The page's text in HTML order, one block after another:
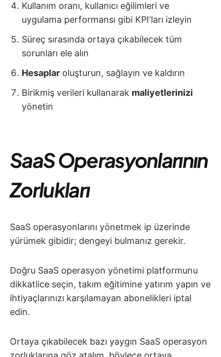
Kullanım oranı, kullanıcı eğilimleri ve
uygulama performansı gibi KPI'ları izleyin
Süreç sırasında ortaya çıkabilecek tüm
sorunları ele alın
Hesaplar oluşturun, sağlayın ve kaldırın
Birikmiş verileri kullanarak maliyetlerinizi
yönetin
SaaS Operasyonlarının
Zorlukları
SaaS operasyonlarını yönetmek ip üzerinde
yürümek gibidir; dengeyi bulmanız gerekir.
Doğru SaaS operasyon yönetimi platformunu
dikkatlice seçin, takım eğitimine yatırım yapın ve
ihtiyaçlarınızı karşılamayan abonelikleri iptal
edin.
Ortaya çıkabilecek bazı yaygın SaaS operasyon